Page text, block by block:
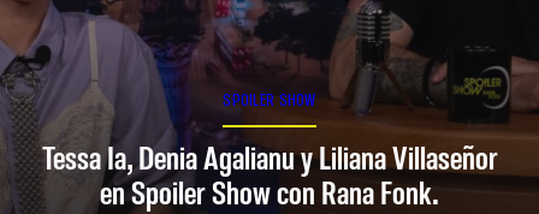
SPOILER SHOW
Tessa Ia, Denia Agalianu y Liliana Villaseñor
en Spoiler Show con Rana Fonk.